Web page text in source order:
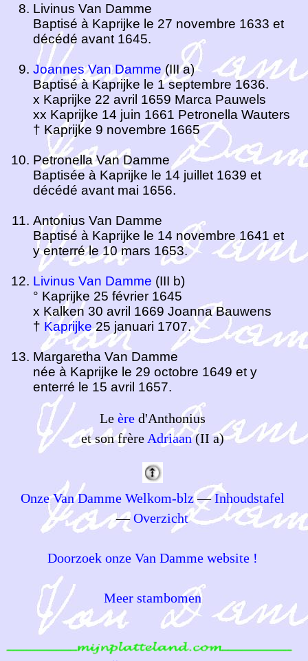
Livinus Van Damme
Baptisé à Kaprijke le 27 novembre 1633 et
décédé avant 1645.
Joannes Van Damme (III a)
Baptisé à Kaprijke le 1 septembre 1636.
x Kaprijke 22 avril 1659 Marca Pauwels
xx Kaprijke 14 juin 1661 Petronella Wauters
† Kaprijke 9 novembre 1665
Petronella Van Damme
Baptisée à Kaprijke le 14 juillet 1639 et
décédé avant mai 1656.
Antonius Van Damme
Baptisé à Kaprijke le 14 novembre 1641 et
y enterré le 10 mars 1653.
Livinus Van Damme (III b)
° Kaprijke 25 février 1645
x Kalken 30 avril 1669 Joanna Bauwens
† Kaprijke25 januari 1707.
Margaretha Van Damme
née à Kaprijke le 29 octobre 1649 et y
enterré le 15 avril 1657.
Le èred'Anthonius
et son frère Adriaan(II a)
Onze Van Damme Welkom-blz—Inhoudstafel
—Overzicht
Doorzoek onze Van Damme website !
Meer stambomen